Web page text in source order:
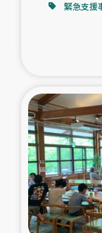
アイナロ
ベ
緊急支援